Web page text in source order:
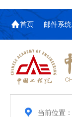
首页 邮件系统
当前位置：